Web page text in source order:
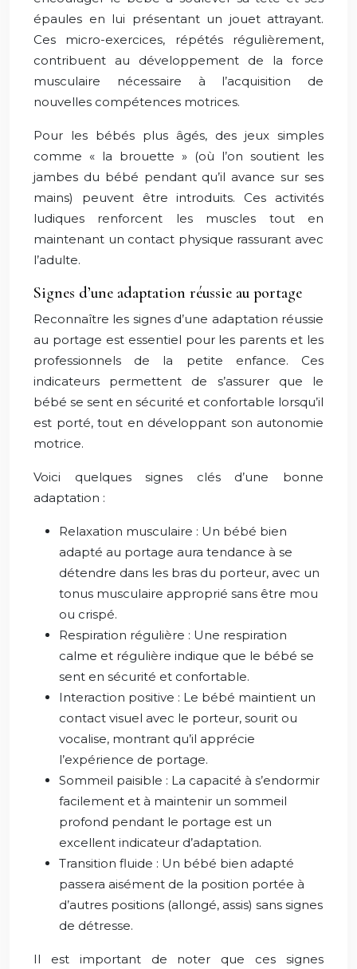
épaules en lui présentant un jouet attrayant.
Ces micro-exercices, répétés régulièrement,
contribuent au développement de la force
musculaire nécessaire à l’acquisition de
nouvelles compétences motrices.
Pour les bébés plus âgés, des jeux simples
comme « la brouette » (où l’on soutient les
jambes du bébé pendant qu’il avance sur ses
mains) peuvent être introduits. Ces activités
ludiques renforcent les muscles tout en
maintenant un contact physique rassurant avec
l’adulte.
Signes d’une adaptation réussie au portage
Reconnaître les signes d’une adaptation réussie
au portage est essentiel pour les parents et les
professionnels de la petite enfance. Ces
indicateurs permettent de s’assurer que le
bébé se sent en sécurité et confortable lorsqu’il
est porté, tout en développant son autonomie
motrice.
Voici quelques signes clés d’une bonne
adaptation :
Relaxation musculaire : Un bébé bien
adapté au portage aura tendance à se
détendre dans les bras du porteur, avec un
tonus musculaire approprié sans être mou
ou crispé.
Respiration régulière : Une respiration
calme et régulière indique que le bébé se
sent en sécurité et confortable.
Interaction positive : Le bébé maintient un
contact visuel avec le porteur, sourit ou
vocalise, montrant qu’il apprécie
l’expérience de portage.
Sommeil paisible : La capacité à s’endormir
facilement et à maintenir un sommeil
profond pendant le portage est un
excellent indicateur d’adaptation.
Transition fluide : Un bébé bien adapté
passera aisément de la position portée à
d’autres positions (allongé, assis) sans signes
de détresse.
Il est important de noter que ces signes